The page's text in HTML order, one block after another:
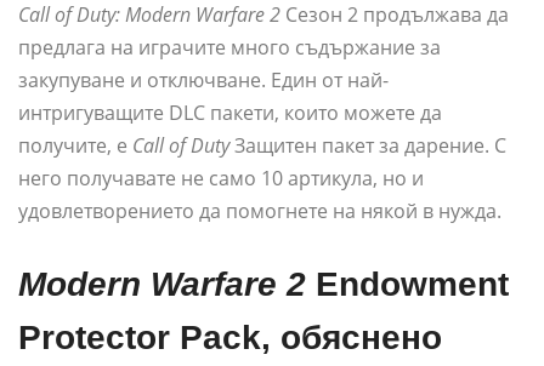
Call of Duty: Modern Warfare 2 Сезон 2 продължава да
предлага на играчите много съдържание за
закупуване и отключване. Един от най-
интригуващите DLC пакети, които можете да
получите, е Call of DutyЗащитен пакет за дарение. С
него получавате не само 10 артикула, но и
удовлетворението да помогнете на някой в ​​нужда.
Modern Warfare 2 Endowment
Protector Pack, обяснено